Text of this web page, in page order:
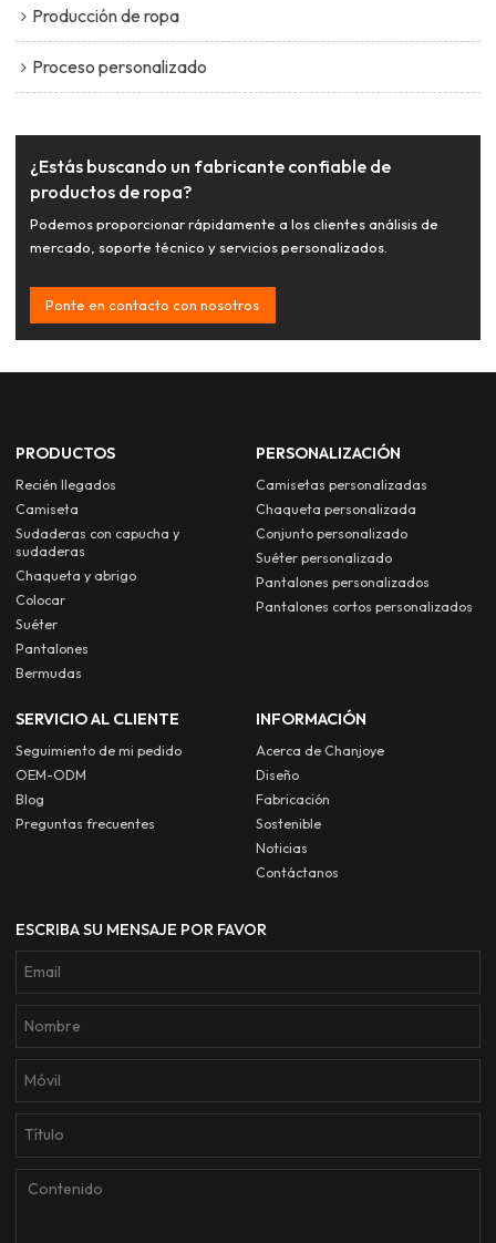
Producción de ropa
Proceso personalizado
¿Estás buscando un fabricante confiable de
productos de ropa?
Podemos proporcionar rápidamente a los clientes análisis de
mercado, soporte técnico y servicios personalizados.
Ponte en contacto con nosotros
PRODUCTOS
Recién llegados
Camiseta
Sudaderas con capucha y
sudaderas
Chaqueta y abrigo
Colocar
Suéter
Pantalones
Bermudas
PERSONALIZACIÓN
Camisetas personalizadas
Chaqueta personalizada
Conjunto personalizado
Suéter personalizado
Pantalones personalizados
Pantalones cortos personalizados
SERVICIO AL CLIENTE
Seguimiento de mi pedido
OEM-ODM
Blog
Preguntas frecuentes
INFORMACIÓN
Acerca de Chanjoye
Diseño
Fabricación
Sostenible
Noticias
Contáctanos
ESCRIBA SU MENSAJE POR FAVOR